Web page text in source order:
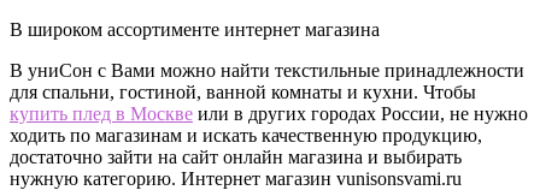
В широком ассортименте интернет магазина
В униСон с Вами можно найти текстильные принадлежности
для спальни, гостиной, ванной комнаты и кухни. Чтобы
купить плед в Москве или в других городах России, не нужно
ходить по магазинам и искать качественную продукцию,
достаточно зайти на сайт онлайн магазина и выбирать
нужную категорию. Интернет магазин vunisonsvami.ru